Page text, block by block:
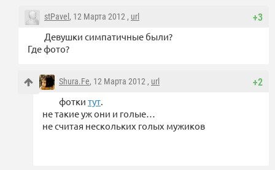
+3
stPavel , 12 Марта 2012 , url
Девушки симпатичные были?
Где фото?
+2
Shura.Fe, 12 Марта 2012 , url
фотки тут.
не такие уж они и голые…
не считая нескольких голых мужиков